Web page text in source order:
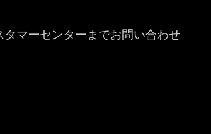
マーセンターまでお問い合わせ